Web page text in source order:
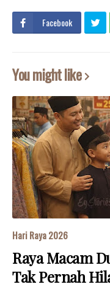
Facebook
You might like
Hari Raya 2026
Raya Macam
Tak Pernah